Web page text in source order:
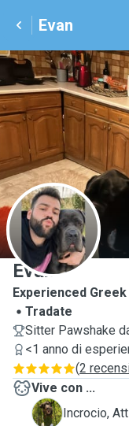
Evan
E
Evan
Experienced
Tradate
Sitter Pawshake
<1 anno di
(2
Vive con ...
A
Incrocio,